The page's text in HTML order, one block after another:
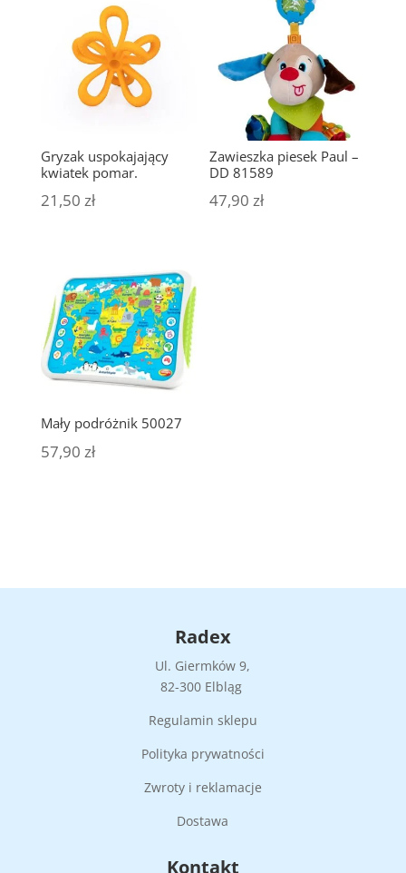
Gryzak uspokajający
kwiatek pomar.
21,50 zł
Zawieszka piesek Paul –
DD 81589
47,90zł
Mały podróżnik 50027
57,90 zł
Radex
Ul. Giermków 9,
82-300 Elbląg
Regulamin sklepu
Polityka prywatności
Zwroty i reklamacje
Dostawa
Kontakt